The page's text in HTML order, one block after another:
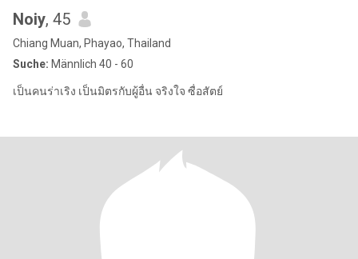
Noiy, 45
Chiang Muan, Phayao, Thailand
Suche: Männlich 40 - 60
เป็นคนร่าเริง เป็นมิตรกับผู้อื่น จริงใจ ซื่อสัตย์